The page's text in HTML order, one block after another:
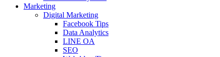
Marketing
Digital Marketing
Facebook Tips
Data Analytics
LINE OA
SEO